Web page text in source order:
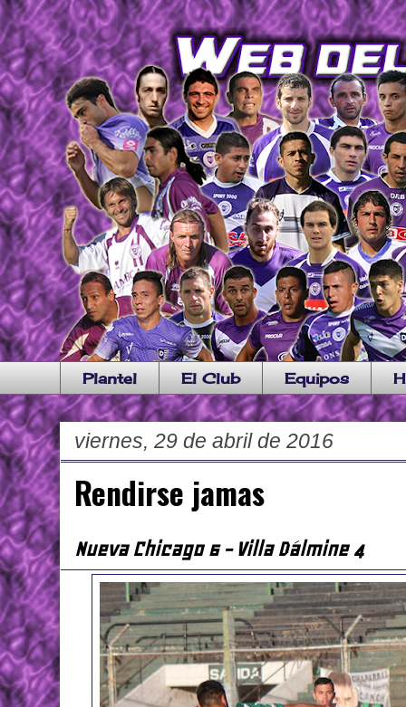
Plantel El Club Equipos
viernes, 29 de abril de 2016
Rendirse jamas
Nueva Chicago 6 - Villa Dálmine 4